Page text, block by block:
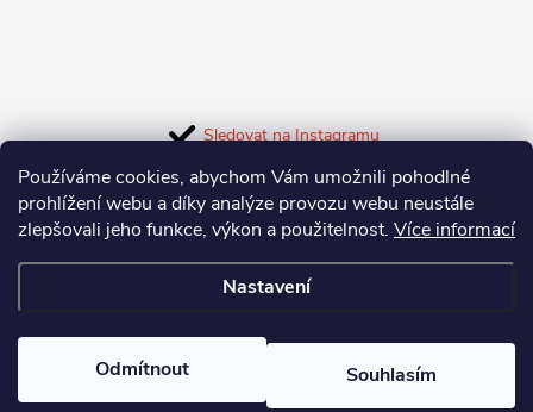
Používáme cookies, abychom Vám umožnili pohodlné
prohlížení webu a díky analýze provozu webu neustále
zlepšovali jeho funkce, výkon a použitelnost. Více informací
Nastavení
Odmítnout Souhlasím
Sledovat na Instagramu
Facebook
Informace pro vás
Copyright 2026Bishopblades . Všechna práva vyhrazena.
nastavení cookies